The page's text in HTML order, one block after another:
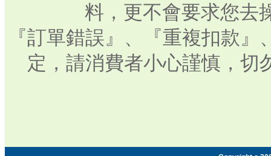
料，更不會要求您去
『訂單錯誤』、『重複扣款
定，請消費者小心謹慎，切